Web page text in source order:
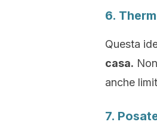
6.
Questa
casa.
anche
7.